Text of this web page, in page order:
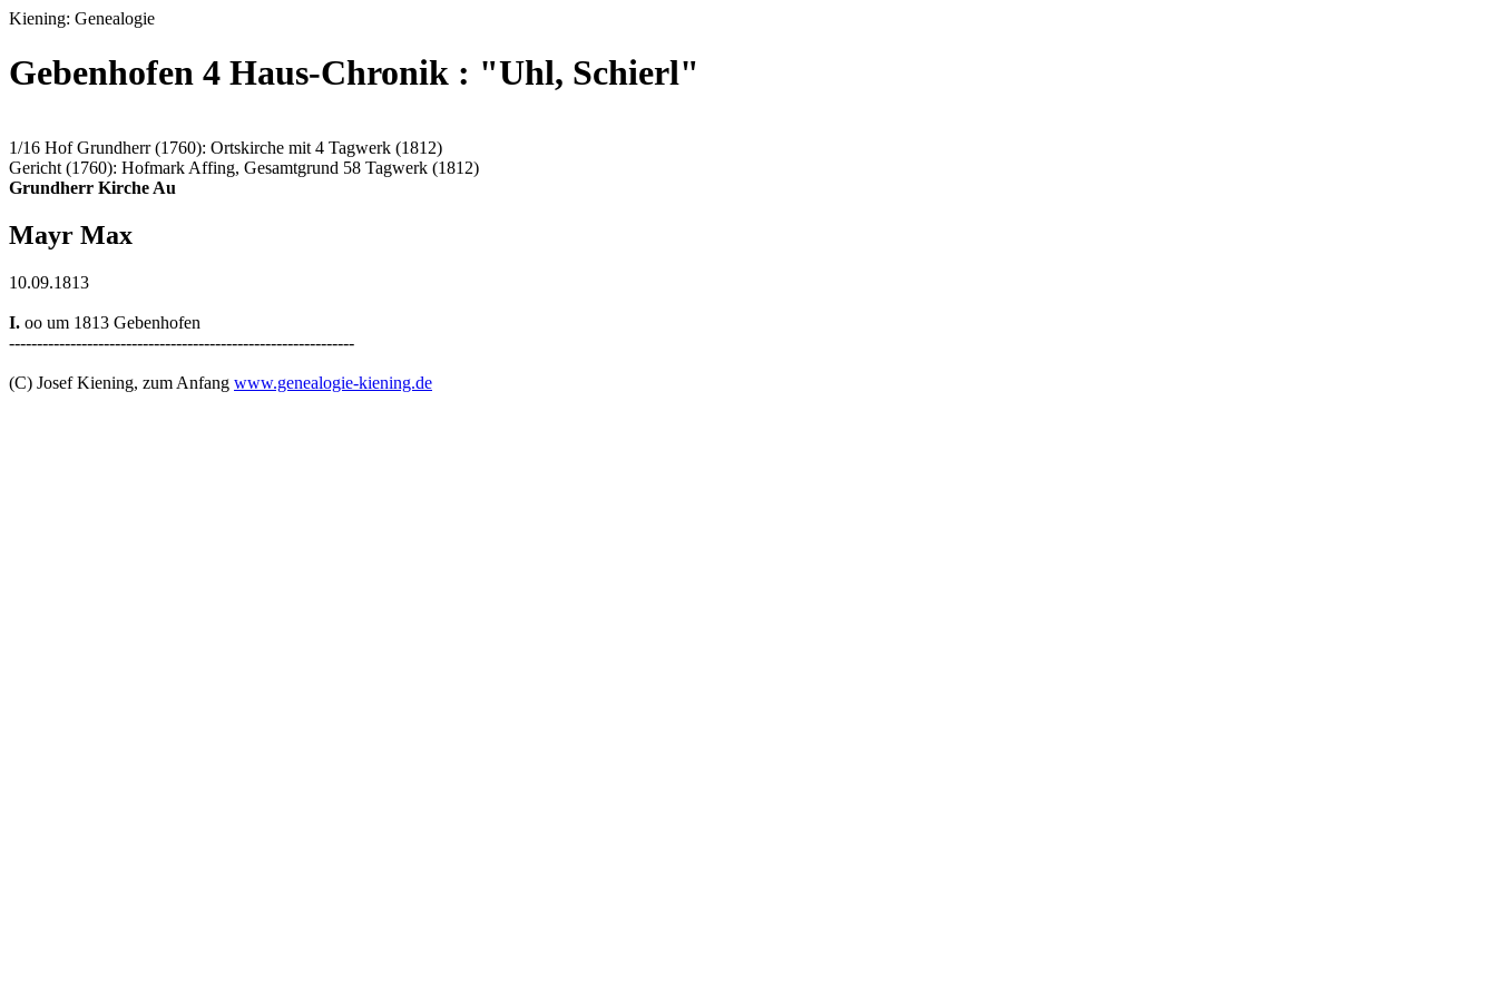
Kiening: Genealogie
Gebenhofen 4 Haus-Chronik : "Uhl, Schierl"
1/16 Hof Grundherr (1760): Ortskirche mit 4 Tagwerk (1812)
Gericht (1760): Hofmark Affing, Gesamtgrund 58 Tagwerk (1812)
Grundherr Kirche Au
Mayr Max
10.09.1813
I. oo um 1813 Gebenhofen
--------------------------------------------------------------
(C) Josef Kiening, zum Anfang www.genealogie-kiening.de